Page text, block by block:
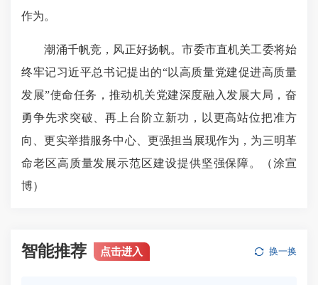
作为。
潮涌千帆竞，风正好扬帆。市委市直机关工委将始
终牢记习近平总书记提出的“以高质量党建促进高质量
发展”使命任务，推动机关党建深度融入发展大局，奋
勇争先求突破、再上台阶立新功，以更高站位把准方
向、更实举措服务中心、更强担当展现作为，为三明革
命老区高质量发展示范区建设提供坚强保障。（涂宣
博）
智能推荐 点击进入 换一换